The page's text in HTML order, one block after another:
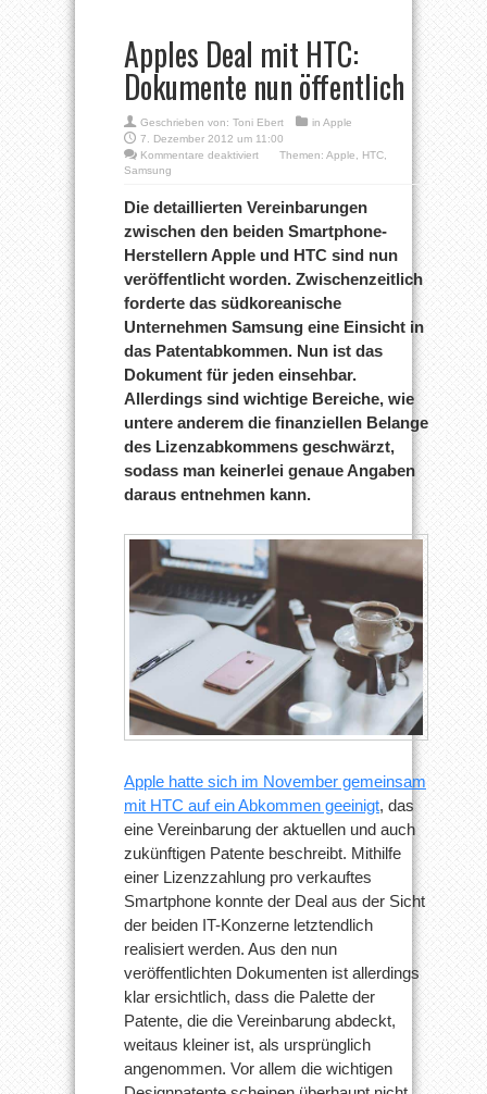
Apples Deal mit HTC:
Dokumente nun öffentlich
Geschrieben von: Toni Ebert in Apple
7. Dezember 2012 um 11:00
Kommentare deaktiviertfür
HTC:
Dokumente
öffentlich
Themen: Apple HTC
Samsung
Die detaillierten Vereinbarungen
zwischen den beiden Smartphone-
Herstellern Apple und HTC sind nun
veröffentlicht worden. Zwischenzeitlich
forderte das südkoreanische
Unternehmen Samsung eine Einsicht in
das Patentabkommen. Nun ist das
Dokument für jeden einsehbar.
Allerdings sind wichtige Bereiche, wie
untere anderem die finanziellen Belange
des Lizenzabkommens geschwärzt,
sodass man keinerlei genaue Angaben
daraus entnehmen kann.
Apple hatte sich im November gemeinsam
mit HTC auf ein Abkommen geeinigt, das
eine Vereinbarung der aktuellen und auch
zukünftigen Patente beschreibt. Mithilfe
einer Lizenzzahlung pro verkauftes
Smartphone konnte der Deal aus der Sicht
der beiden IT-Konzerne letztendlich
realisiert werden. Aus den nun
veröffentlichten Dokumenten ist allerdings
klar ersichtlich, dass die Palette der
Patente, die die Vereinbarung abdeckt,
weitaus kleiner ist, als ursprünglich
angenommen. Vor allem die wichtigen